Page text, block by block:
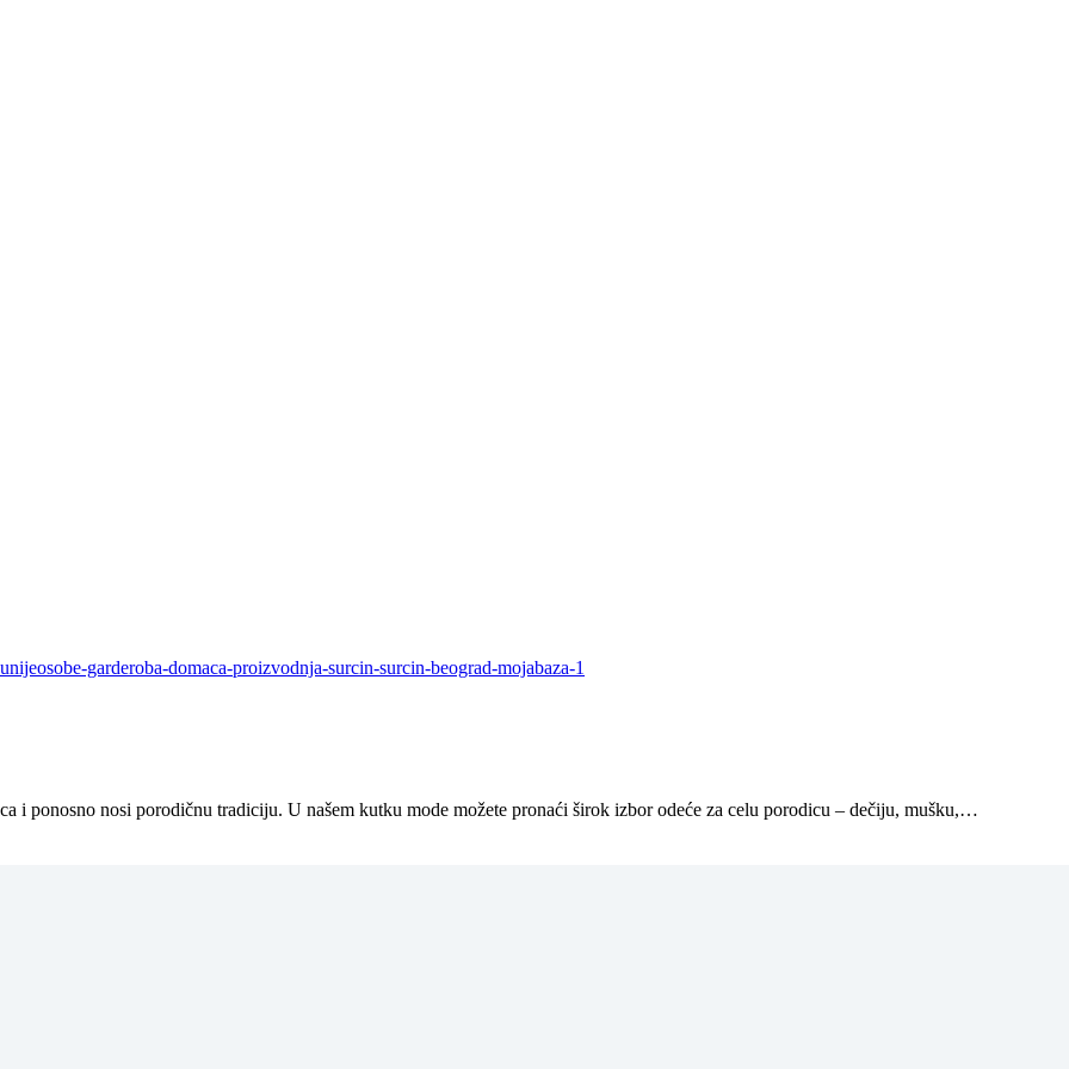
i ponosno nosi porodičnu tradiciju. U našem kutku mode možete pronaći širok izbor odeće za celu porodicu – dečiju, mušku,…